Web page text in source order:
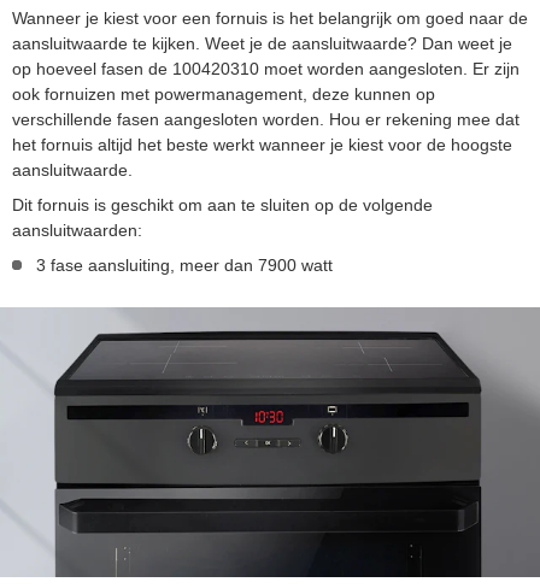
Wanneer je kiest voor een fornuis is het belangrijk om goed naar de
aansluitwaarde te kijken. Weet je de aansluitwaarde? Dan weet je
op hoeveel fasen de 100420310 moet worden aangesloten. Er zijn
ook fornuizen met powermanagement, deze kunnen op
verschillende fasen aangesloten worden. Hou er rekening mee dat
het fornuis altijd het beste werkt wanneer je kiest voor de hoogste
aansluitwaarde.
Dit fornuis is geschikt om aan te sluiten op de volgende
aansluitwaarden:
3 fase aansluiting, meer dan 7900 watt